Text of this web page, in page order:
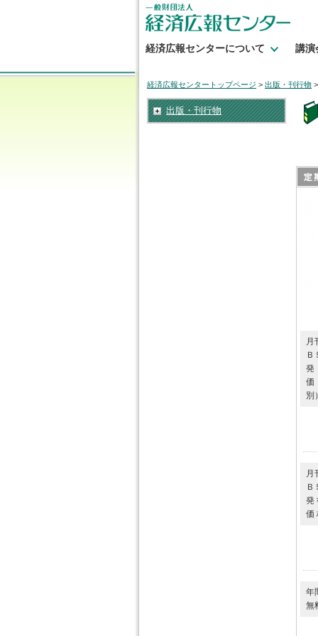
経済広報センターについて 講演
経済広報センタートップページ > 出版・刊行物
出版・刊行物
月
Ｂ
発
価
別）
月
Ｂ
発
価
年
無